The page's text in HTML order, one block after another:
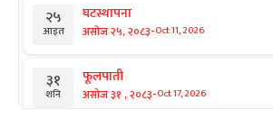
२५
आइत
घटस्थापना
असोज २५, २०८३-Oct 11, 2026
३१
शनि
फूलपाती
असोज ३१ , २०८३-Oct 17, 2026